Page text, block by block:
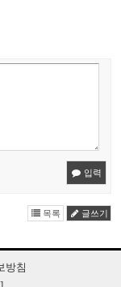
입력
목록 글쓰기
방침